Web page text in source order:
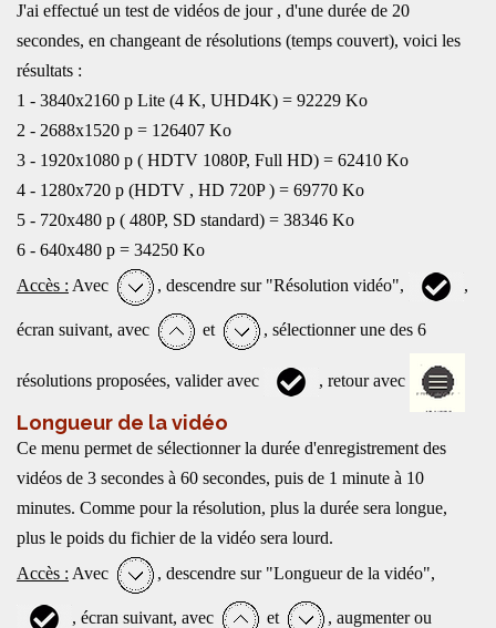
J'ai effectué un test de vidéos de jour , d'une durée de 20
secondes, en changeant de résolutions (temps couvert), voici les
résultats :
1 - 3840x2160 p Lite (4 K, UHD4K) = 92229 Ko
2 - 2688x1520 p = 126407 Ko
3 - 1920x1080 p ( HDTV 1080P, Full HD) = 62410 Ko
4 - 1280x720 p (HDTV , HD 720P ) = 69770 Ko
5 - 720x480 p ( 480P, SD standard) = 38346 Ko
6 - 640x480 p = 34250 Ko
Accès : Avec , descendre sur "Résolution vidéo", ,
écran suivant, avec et , sélectionner une des 6
résolutions proposées, valider avec , retour avec
Longueur de la vidéo
Ce menu permet de sélectionner la durée d'enregistrement des
vidéos de 3 secondes à 60 secondes, puis de 1 minute à 10
minutes. Comme pour la résolution, plus la durée sera longue,
plus le poids du fichier de la vidéo sera lourd.
Accès : Avec , descendre sur "Longueur de la vidéo",
, écran suivant, avec et , augmenter ou